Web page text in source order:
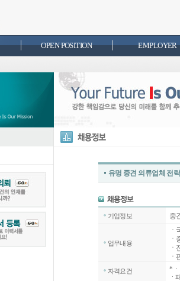
OPEN POSITION EMPLOYER
유명 중견 의류업체 전
기업정보 중
업무내용
ㆍ
ㆍ
ㆍ
자격요건 *
ㆍ